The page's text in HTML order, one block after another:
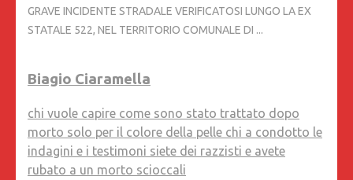
GRAVE INCIDENTE STRADALE VERIFICATOSI LUNGO LA EX
STATALE 522, NEL TERRITORIO COMUNALE DI ...
Biagio Ciaramella
chi vuole capire come sono stato trattato dopo
morto solo per il colore della pelle chi a condotto le
indagini e i testimoni siete dei razzisti e avete
rubato a un morto scioccali